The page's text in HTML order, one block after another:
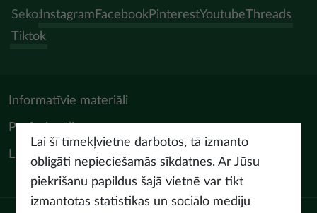
Seko:Instagram FacebookPinterestYoutubeThreads
Tiktok
Informatīvie materiāli
Profesionāļiem
LIAA Tūrisma departaments
Lai šī tīmekļvietne darbotos, tā izmanto
obligāti nepieciešamās sīkdatnes. Ar Jūsu
piekrišanu papildus šajā vietnē var tikt
izmantotas statistikas un sociālo mediju